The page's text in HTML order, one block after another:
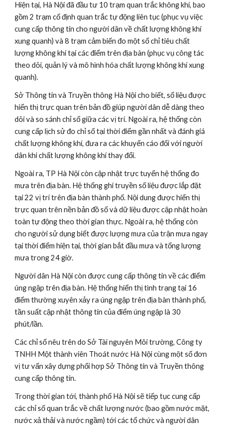
Hiện tại, Hà Nội đã đầu tư 10 trạm quan trắc không khí, bao
gồm 2 trạm cố định quan trắc tự động liên tục (phục vụ việc
cung cấp thông tin cho người dân về chất lượng không khí
xung quanh) và 8 trạm cảm biến đo một số chỉ tiêu chất
lượng không khí tại các điểm trên địa bàn (phục vụ công tác
theo dõi, quản lý và mô hình hóa chất lượng không khí xung
quanh).
Sở Thông tin và Truyền thông Hà Nội cho biết, số liệu được
hiển thị trực quan trên bản đồ giúp người dân dễ dàng theo
dõi và so sánh chỉ số giữa các vị trí. Ngoài ra, hệ thống còn
cung cấp lịch sử đo chỉ số tại thời điểm gần nhất và đánh giá
chất lượng không khí, đưa ra các khuyến cáo đối với người
dân khi chất lượng không khí thay đổi.
Ngoài ra, TP Hà Nội còn cập nhật trực tuyến hệ thống đo
mưa trên địa bàn. Hệ thống ghi truyền số liệu được lắp đặt
tại 22 vị trí trên địa bàn thành phố. Nội dung được hiển thị
trực quan trên nền bản đồ số và dữ liệu được cập nhật hoàn
toàn tự động theo thời gian thực. Ngoài ra, hệ thống còn
cho người sử dụng biết được lượng mưa của trận mưa ngay
tại thời điểm hiện tại, thời gian bắt đầu mưa và tổng lượng
mưa trong 24 giờ.
Người dân Hà Nội còn được cung cấp thông tin về các điểm
úng ngập trên địa bàn. Hệ thống hiển thị tình trạng tại 16
điểm thường xuyên xảy ra úng ngập trên địa bàn thành phố,
tần suất cập nhật thông tin của điểm úng ngập là 30
phút/lần.
Các chỉ số nêu trên do Sở Tài nguyên Môi trường, Công ty
TNHH Một thành viên Thoát nước Hà Nội cùng một số đơn
vị tư vấn xây dựng phối hợp Sở Thông tin và Truyền thông
cung cấp thông tin.
Trong thời gian tới, thành phố Hà Nội sẽ tiếp tục cung cấp
các chỉ số quan trắc về chất lượng nước (bao gồm nước mặt,
nước xả thải và nước ngầm) tới các tổ chức và người dân